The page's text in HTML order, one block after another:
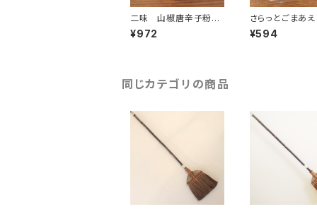
二味 山椒唐辛子粉
５ｇ薬味缶付き
¥972
さらっとごまあ
¥594
同じカテゴリの商品